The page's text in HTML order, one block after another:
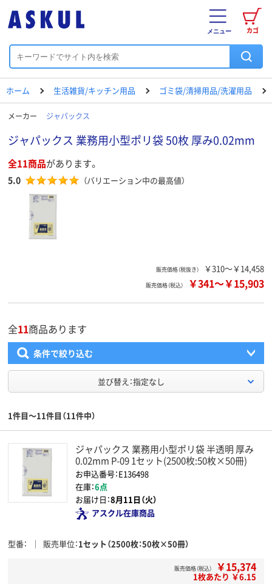
カゴ
メニュー
ホーム 生活雑貨/キッチン用品 ゴミ袋/清掃用品/洗濯用品
メーカー ジャパックス
ジャパックス 業務用小型ポリ袋 50枚 厚み0.02mm
全11商品があります。
5.0 （バリエーション中の最高値）
販売価格（税抜き） ￥310～￥14,458
販売価格（税込） ￥341～￥15,903
全11商品あります
条件で絞り込む
並び替え：指定なし
1件目～11件目（11件中）
ジャパックス 業務用小型ポリ袋 半透明 厚み
0.02mm P-09 1セット(2500枚:50枚×50冊)
お申込番号：E136498
在庫：6点
お届け日：8月11日（火）
アスクル在庫商品
型番 販売単位 1セット（2500枚：50枚×50冊）
販売価格（税込） ￥15,374
1枚あたり ￥6.15